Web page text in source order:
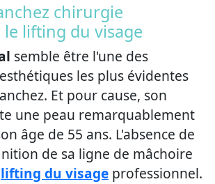
chirurgie
lifting du visage
semble être l'une des
les plus évidentes
Et pour cause, son
une peau remarquablement
âge de 55 ans. L'absence de
de sa ligne de mâchoire
lifting du visage professionnel.